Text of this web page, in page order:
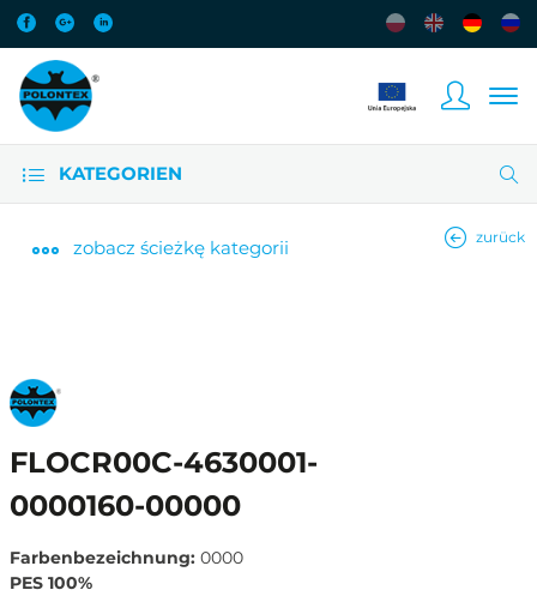
KATEGORIEN
zobacz ścieżkę kategorii zurück
FLOCR00C-4630001-
0000160-00000
Farbenbezeichnung: 0000
PES 100%